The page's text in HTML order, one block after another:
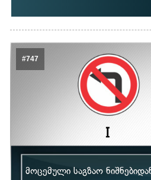
#747
მოცემული საგზაო